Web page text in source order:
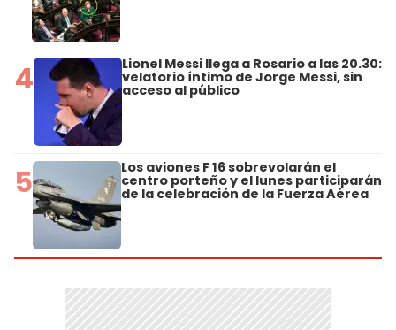
4 Lionel Messi llega a Rosario a las 20.30:
velatorio íntimo de Jorge Messi, sin
acceso al público
5 Los aviones F 16 sobrevolarán el
centro porteño y el lunes participarán
de la celebración de la Fuerza Aérea